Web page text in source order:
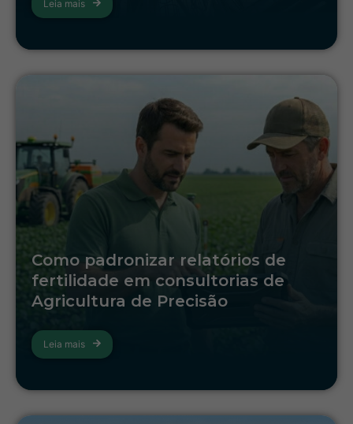
Leia mais
Como padronizar relatórios de
fertilidade em consultorias de
Agricultura de Precisão
Leia mais